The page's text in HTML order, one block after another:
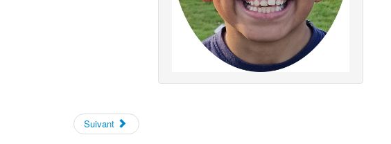
Suivant